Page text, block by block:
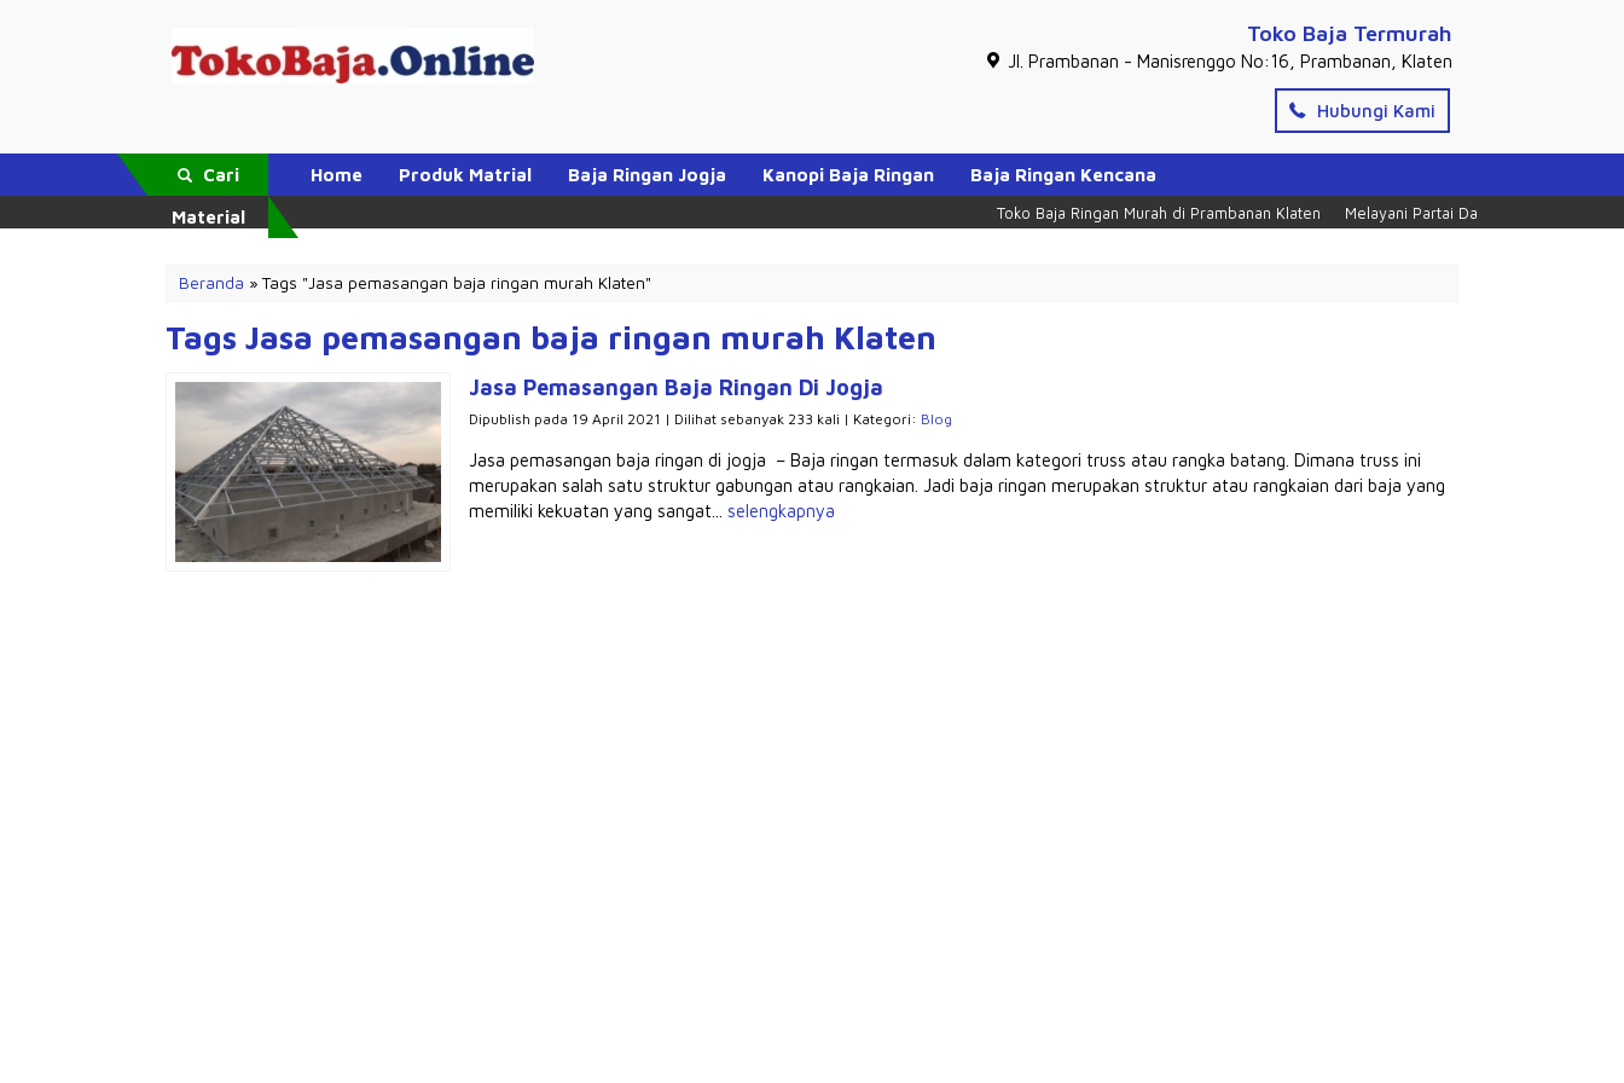
Toko Baja Termurah
Jl. Prambanan - Manisrenggo No:16, Prambanan, Klaten
Hubungi Kami
Cari
Material
Home Produk Matrial Baja Ringan Jogja Kanopi Baja Ringan Baja Ringan Kencana
Toko Baja Ringan Murah di Prambanan Klaten Melayani Partai Dan Ecer, Tlpn = 0274
Beranda »Tags "Jasa pemasangan baja ringan murah Klaten"
Tags Jasa pemasangan baja ringan murah Klaten
Jasa Pemasangan Baja Ringan Di Jogja
Dipublish pada 19 April 2021 | Dilihat sebanyak 233 kali | Kategori: Blog
Jasa pemasangan baja ringan di jogja – Baja ringan termasuk dalam kategori truss atau rangka batang. Dimana truss ini
merupakan salah satu struktur gabungan atau rangkaian. Jadi baja ringan merupakan struktur atau rangkaian dari baja yang
memiliki kekuatan yang sangat... selengkapnya